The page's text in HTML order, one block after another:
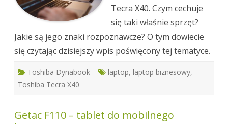
Tecra X40. Czym cechuje
się taki właśnie sprzęt?
Jakie są jego znaki rozpoznawcze? O tym dowiecie
się czytając dzisiejszy wpis poświęcony tej tematyce.
Toshiba Dynabook laptop, laptop biznesowy,
Toshiba Tecra X40
Getac F110 – tablet do mobilnego